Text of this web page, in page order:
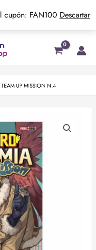
cupón: FAN100 Descartar
UP MISSION N.4